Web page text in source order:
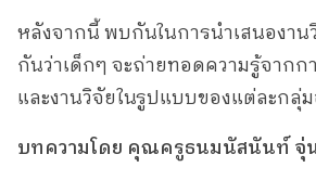
หลังจากนี้ พบกันในการนำเสนองาน
กันว่าเด็กๆ จะถ่ายทอดความรู้จาก
และงานวิจัยในรูปแบบของแต่ละกลุ่ม
บทความโดย คุณครูธนมนัสนันท์